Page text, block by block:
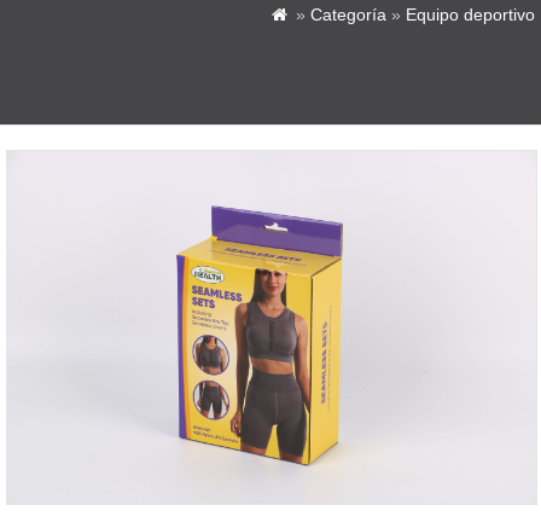
 » Categoría » Equipo deportivo